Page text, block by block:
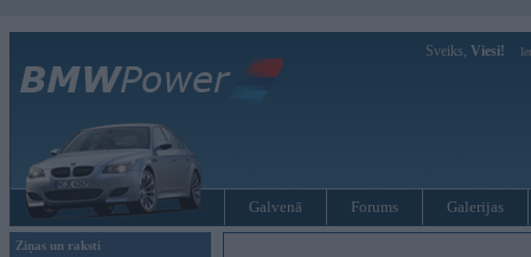
Sveiks, Viesi!
Galvenā Forums Galerijas
Ziņas un raksti